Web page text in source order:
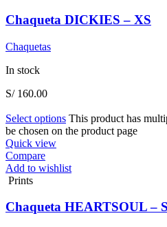
Chaqueta DICKIES – XS
Chaquetas
In stock
S/160.00
Select options This product has
be chosen on the product page
Quick view
Compare
Add to wishlist
Prints
Chaqueta HEARTSOUL – S